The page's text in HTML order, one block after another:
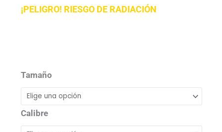
¡PELIGRO! RIESGO DE RADIACIÓN
Tamaño
Calibre
de
Radiación
cantidad